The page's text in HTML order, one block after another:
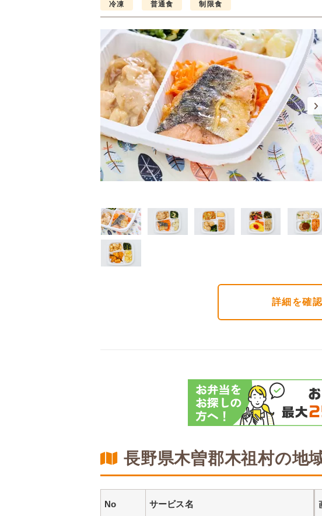
冷凍 普通食 制限食
塩分制限食
426円(1食分/税込)
制限食
たんぱく調整食
426円(1食分/税込)
制限食
カロリー調整食
426円(1食分/税
詳細 を確認
長野県木曽郡木祖村の地
No サービス名